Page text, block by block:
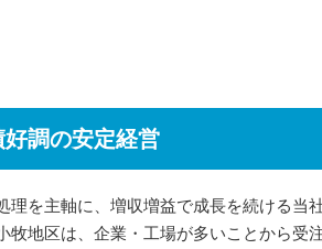
好調の安定経営
理を主軸に、増収増益で成長を続ける当社
牧地区は、企業・工場が多いことから受